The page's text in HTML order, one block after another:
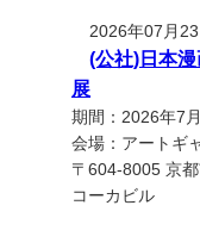
2026年07月23
(公社)日本
展
期間：2026年7
会場：アートギ
〒604-8005 京
コーカビル